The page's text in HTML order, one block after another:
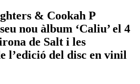
& Cookah P
nou àlbum ‘Caliu’ el 4
de Salt i les
l’edició del disc en vinil